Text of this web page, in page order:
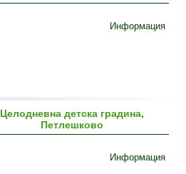
Информация
Целодневна детска градина,
Петлешково
Информация